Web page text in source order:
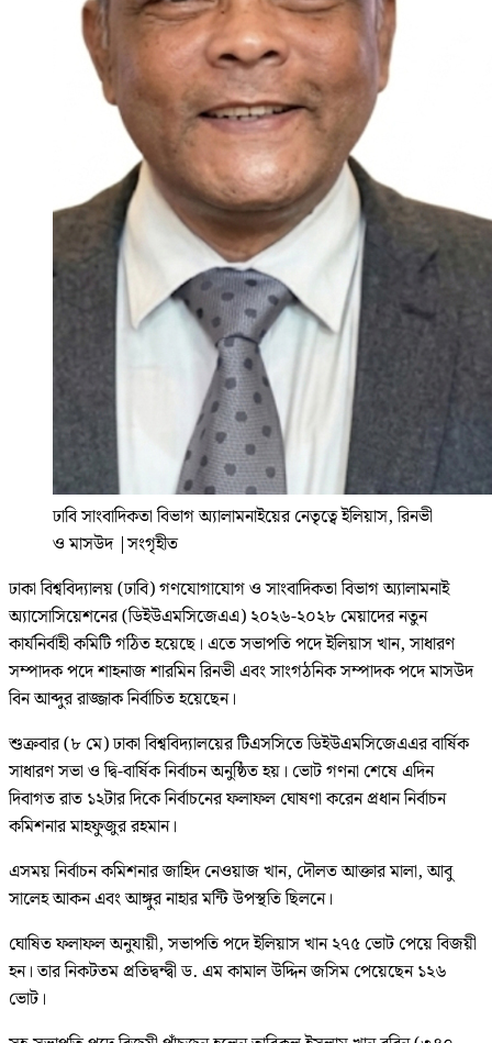
ঢাবি সাংবাদিকতা বিভাগ অ্যালামনাইয়ের নেতৃত্বে ইলিয়াস, রিনভী
ও মাসউদ |সংগৃহীত
ঢাকা বিশ্ববিদ্যালয় (ঢাবি) গণযোগাযোগ ও সাংবাদিকতা বিভাগ অ্যালামনাই
অ্যাসোসিয়েশনের (ডিইউএমসিজেএএ) ২০২৬-২০২৮ মেয়াদের নতুন
কার্যনির্বাহী কমিটি গঠিত হয়েছে। এতে সভাপতি পদে ইলিয়াস খান, সাধারণ
সম্পাদক পদে শাহনাজ শারমিন রিনভী এবং সাংগঠনিক সম্পাদক পদে মাসউদ
বিন আব্দুর রাজ্জাক নির্বাচিত হয়েছেন।
শুক্রবার (৮ মে) ঢাকা বিশ্ববিদ্যালয়ের টিএসসিতে ডিইউএমসিজেএএর বার্ষিক
সাধারণ সভা ও দ্বি-বার্ষিক নির্বাচন অনুষ্ঠিত হয়। ভোট গণনা শেষে এদিন
দিবাগত রাত ১২টার দিকে নির্বাচনের ফলাফল ঘোষণা করেন প্রধান নির্বাচন
কমিশনার মাহফুজুর রহমান।
এসময় নির্বাচন কমিশনার জাহিদ নেওয়াজ খান, দৌলত আক্তার মালা, আবু
সালেহ আকন এবং আঙ্গুর নাহার মন্টি উপস্থতি ছিলনে।
ঘোষিত ফলাফল অনুযায়ী, সভাপতি পদে ইলিয়াস খান ২৭৫ ভোট পেয়ে বিজয়ী
হন। তার নিকটতম প্রতিদ্বন্দ্বী ড. এম কামাল উদ্দিন জসিম পেয়েছেন ১২৬
ভোট।